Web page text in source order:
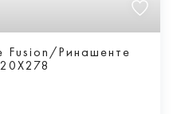
Fusion/Ринашенте